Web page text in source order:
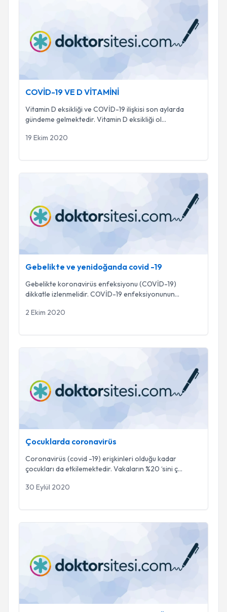
COVİD-19 VE D VİTAMİNİ
Vitamin D eksikliği ve COVİD-19 ilişkisi son aylarda
gündeme gelmektedir. Vitamin D eksikliği ol...
19 Ekim 2020
Gebelikte ve yenidoğanda covid -19
Gebelikte koronavirüs enfeksiyonu (COVİD-19)
dikkatle izlenmelidir. COVİD-19 enfeksiyonunun
2 Ekim 2020
Çocuklarda coronavirüs
Coronavirüs (covid -19) erişkinleri olduğu kadar
çocukları da etkilemektedir. Vakaların %20 ‘sini ç...
30 Eylül 2020